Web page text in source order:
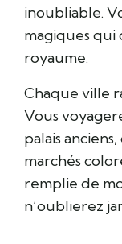
inoubliable.
magiques qui
royaume.
Chaque ville
Vous
palais
marchés
remplie de
n’oublierez